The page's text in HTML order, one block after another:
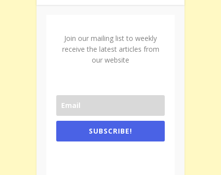
Join our mailing list to weekly
receive the latest articles from
our website
SUBSCRIBE!